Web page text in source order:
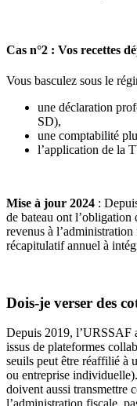
Cas n°2 : Vos recettes
Vous basculez sous le
une déclaration
SD),
une comptabilité
l’application de la
Mise à jour 2024 :
de bateau ont l’obligation
revenus à
récapitulatif annuel à
Dois-je verser des
Depuis 2019, l’URSSAF
issus de plateformes
seuils peut être réaffilié à
ou entreprise
doivent aussi transmettre